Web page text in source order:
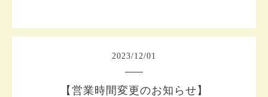
2023/12/01
【営業時間変更のお知らせ】